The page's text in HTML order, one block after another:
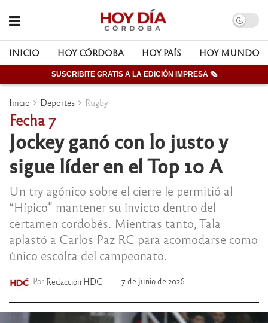
INICIO HOY CÓRDOBA HOY PAÍS HOY MUNDO
SUSCRIBITE GRATIS A LA EDICIÓN IMPRESA 🗞
Inicio Deportes Rugby
Fecha 7
Jockey ganó con lo justo y
sigue líder en el Top 10 A
Un try agónico sobre el cierre le permitió al
“Hípico” mantener su invicto dentro del
certamen cordobés. Mientras tanto, Tala
aplastó a Carlos Paz RC para acomodarse como
único escolta del campeonato.
Por Redacción HDC 7 de junio de 2026